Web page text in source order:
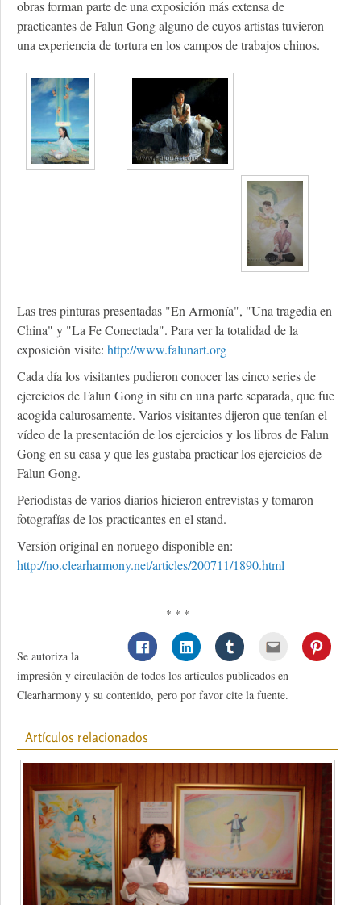
obras forman parte de una exposición más extensa de
practicantes de Falun Gong alguno de cuyos artistas tuvieron
una experiencia de tortura en los campos de trabajos chinos.
Las tres pinturas presentadas "En Armonía", "Una tragedia en
China" y "La Fe Conectada". Para ver la totalidad de la
exposición visite: http://www.falunart.org
Cada día los visitantes pudieron conocer las cinco series de
ejercicios de Falun Gong in situ en una parte separada, que fue
acogida calurosamente. Varios visitantes dijeron que tenían el
vídeo de la presentación de los ejercicios y los libros de Falun
Gong en su casa y que les gustaba practicar los ejercicios de
Falun Gong.
Periodistas de varios diarios hicieron entrevistas y tomaron
fotografías de los practicantes en el stand.
Versión original en noruego disponible en:
http://no.clearharmony.net/articles/200711/1890.html
* * *
Se autoriza la
impresión y circulación de todos los artículos publicados en
Clearharmony y su contenido, pero por favor cite la fuente.
Artículos relacionados